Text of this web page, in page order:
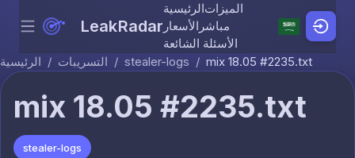
Skip to content
Menu LeakRadar
الرئيسيةالميزات
الأسعار مباشر
الأسئلة الشائعة
الرئيسية / التسريبات / stealer-logs / mix 18.05 #2235.txt
mix 18.05 #2235.txt
stealer-logs